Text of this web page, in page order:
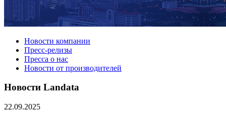
Новости компании
Пресс-релизы
Пресса о нас
Новости от производителей
Новости Landata
22.09.2025